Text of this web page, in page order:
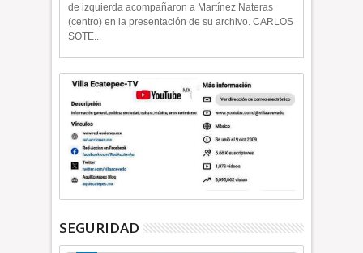
de izquierda acompañaron a Martínez Nateras
(centro) en la presentación de su archivo. CARLOS
SOTE...
SEGURIDAD